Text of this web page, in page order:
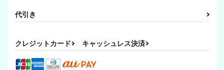
代引き
クレジットカード キャッシュレス決済